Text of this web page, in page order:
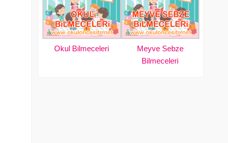
Okul Bilmeceleri
Meyve Sebze
Bilmeceleri